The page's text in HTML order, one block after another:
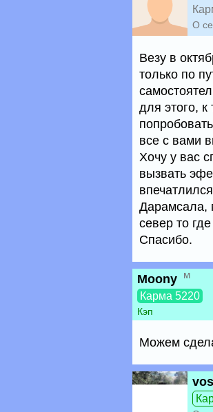
О
Везу в
только по
для этого,
все с вами
Хочу у вас
вызвать
Дарамсала,
север то
Спасибо.
Moony м
Карма 5220
Кэп
Можем